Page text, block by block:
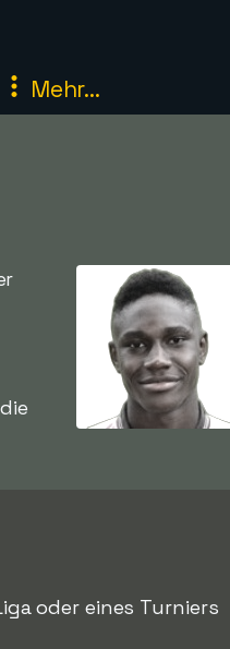
Mehr...
oder eines Turniers